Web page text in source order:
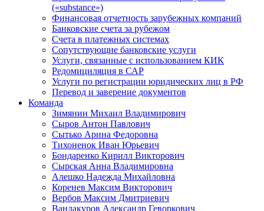
(«substance»)
Финансовая отчетность зарубежных компаний
Банковские счета за рубежом
Счета в платежных системах
Сопутствующие банковские услуги
Услуги, связанные с использованием КИК
Редомициляция в САР
Услуги по регистрации юридических лиц в РФ
Перевод и заверение документов
Команда
Зимянин Михаил Владимирович
Сыров Антон Павлович
Сытько Арина Федоровна
Тихоненок Иван Юрьевич
Бондаренко Кирилл Викторович
Сырская Анна Владимировна
Алешко Надежда Михайловна
Коренев Максим Викторович
Вербов Максим Дмитриевич
Вандакуров Александр Геворкович